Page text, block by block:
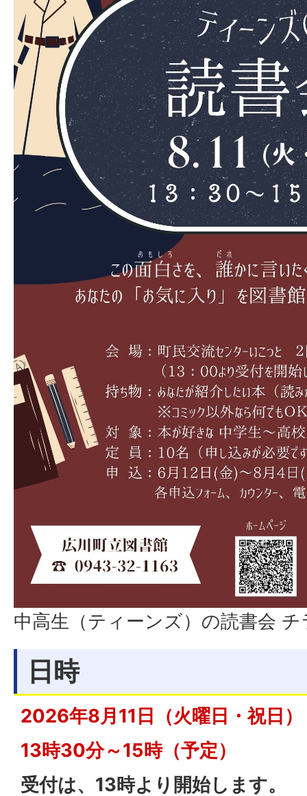
中高生（ティーンズ）の読書会 チ
日時
2026年8月11日（火曜日・祝日）
13時30分～15時（予定）
受付は、13時より開始します。